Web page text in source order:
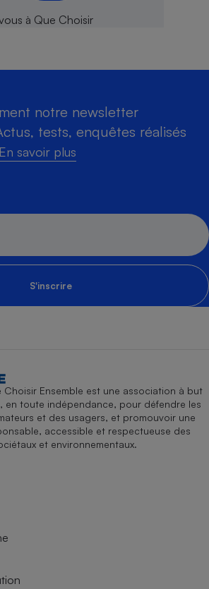
notre newsletter
tests, enquêtes réalisés
En savoir plus
S'inscrire
Choisir Ensemble est une association à but
en toute indépendance, pour défendre les
et des usagers, et promouvoir une
accessible et respectueuse des
et environnementaux.